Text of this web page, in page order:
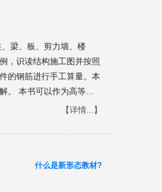
梁、板、剪力墙、楼
，识读结构施工图并按照
的钢筋进行手工算量。本
。 本书可以作为高等职
学用书，也可作为钢筋工
【详情...】
什么是新形态教材?